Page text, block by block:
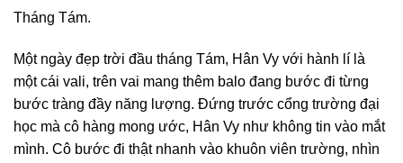
Tháng Tám.
Một ngày đẹp trời đầu tháng Tám, Hân Vy với hành lí là
một cái vali, trên vai mang thêm balo đang bước đi từng
bước tràng đầy năng lượng. Đứng trước cổng trường đại
học mà cô hàng mong ước, Hân Vy như không tin vào mắt
mình. Cô bước đi thật nhanh vào khuôn viên trường, nhìn